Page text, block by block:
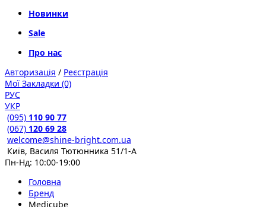
Новинки
Sale
Про нас
Авторизація / Реєстрація
Мої Закладки (0)
РУС
УКР
(095) 110 90 77
(067) 120 69 28
welcome@shine-bright.com.ua
Київ, Василя Тютюнника 51/1-А
Пн-Нд: 10:00-19:00
Головна
Бренд
Medicube